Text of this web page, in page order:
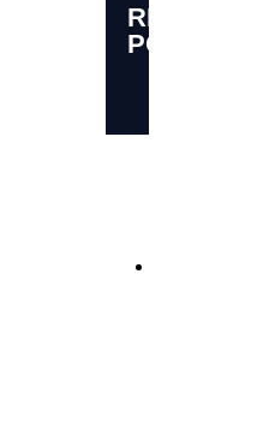
RELATED
POSTS
Clutch